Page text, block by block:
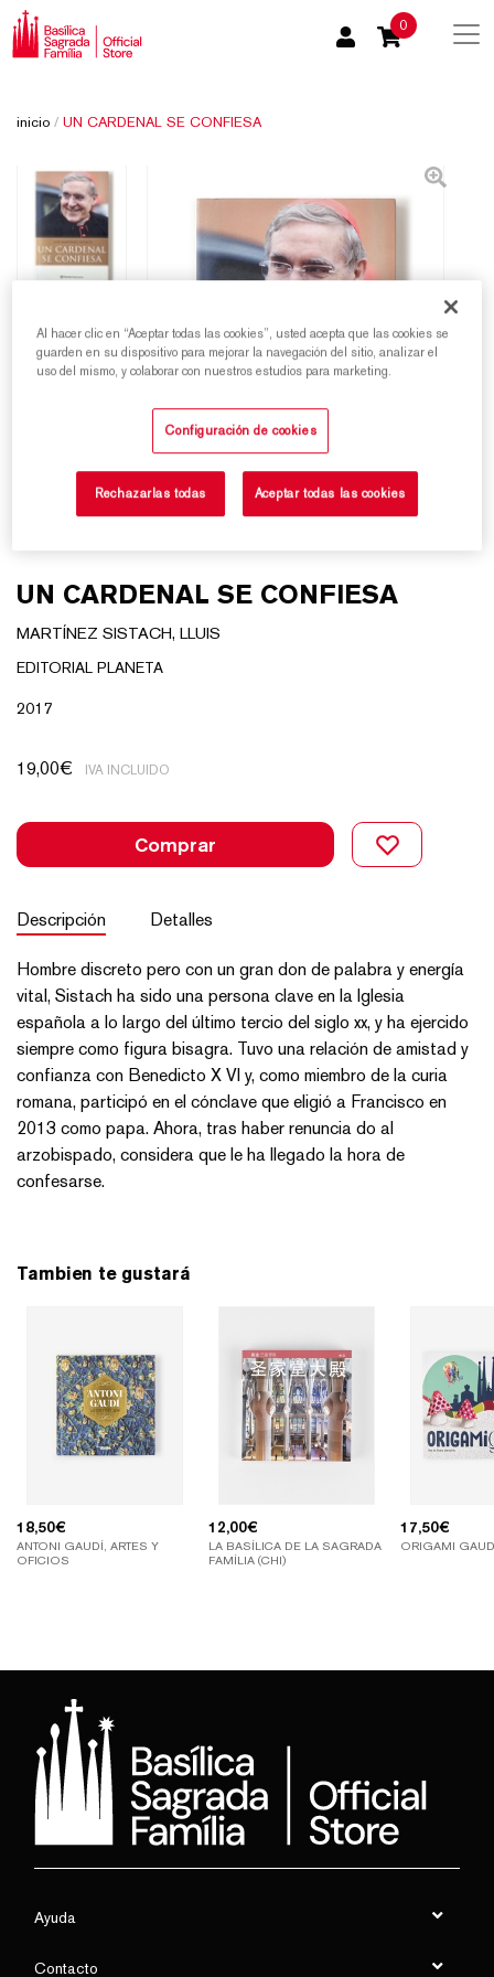
0
inicio / UN CARDENAL SE CONFIESA
UN CARDENAL SE CONFIESA
MARTÍNEZ SISTACH, LLUIS
EDITORIAL PLANETA
2017
19,00€ IVA INCLUIDO
Comprar
Descripción Detalles
Hombre discreto pero con un gran don de palabra y energía
vital, Sistach ha sido una persona clave en la Iglesia
española a lo largo del último tercio del siglo xx, y ha ejercido
siempre como figura bisagra. Tuvo una relación de amistad y
confianza con Benedicto X VI y, como miembro de la curia
romana, participó en el cónclave que eligió a Francisco en
2013 como papa. Ahora, tras haber renuncia do al
arzobispado, considera que le ha llegado la hora de
confesarse.
Tambien te gustará
18,50€
ANTONI GAUDÍ, ARTES Y
OFICIOS
12,00€
LA BASÍLICA DE LA SAGRADA
FAMÍLIA (CHI)
17,50€
ORIGAMI
Ayuda
Contacto
Al hacer clic en “Aceptar todas las cookies”, usted acepta que las cookies se
guarden en su dispositivo para mejorar la navegación del sitio, analizar el
uso del mismo, y colaborar con nuestros estudios para marketing.
Configuración de cookies
Rechazarlas todas Aceptar todas las cookies